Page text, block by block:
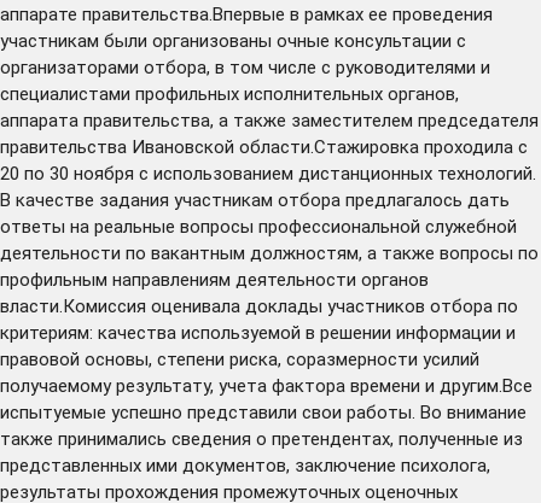
аппарате правительства.Впервые в рамках ее проведения
участникам были организованы очные консультации с
организаторами отбора, в том числе с руководителями и
специалистами профильных исполнительных органов,
аппарата правительства, а также заместителем председателя
правительства Ивановской области.Стажировка проходила с
20 по 30 ноября с использованием дистанционных технологий.
В качестве задания участникам отбора предлагалось дать
ответы на реальные вопросы профессиональной служебной
деятельности по вакантным должностям, а также вопросы по
профильным направлениям деятельности органов
власти.Комиссия оценивала доклады участников отбора по
критериям: качества используемой в решении информации и
правовой основы, степени риска, соразмерности усилий
получаемому результату, учета фактора времени и другим.Все
испытуемые успешно представили свои работы. Во внимание
также принимались сведения о претендентах, полученные из
представленных ими документов, заключение психолога,
результаты прохождения промежуточных оценочных